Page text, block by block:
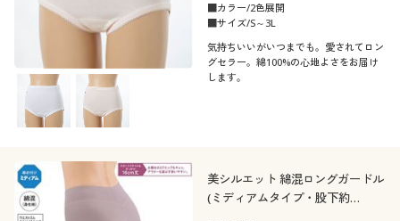
■カラー/2色展開
■サイズ/S～3L
気持ちいいがいつまでも。愛されてロン
グセラー。綿100%の心地よさをお届け
します。
美シルエット 綿混ロングガードル
(ミディアムタイプ・股下約